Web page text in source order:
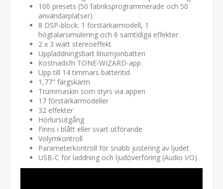
100 presets (50 fabriksprogrammerade och 50
användarplatser)
8 DSP-block: 1 förstärkarmodell, 1
högtalarsimulering och 6 samtidiga effekter
2 x 3 watt stereoeffekt
Uppladdningsbart litiumjonbatteri
Kostnadsfri TONE-WIZARD-app
Upp till 14 timmars batteritid
1,77" färgskärm
Trummaskin som styrs via appen
17 förstärkarmodeller
32 effekter
Hörlursutgång
Finns i blått eller svart utförande
Volymkontroll
Parameterkontroll för snabb justering av ljudet
USB-C för laddning och ljudöverföring (Audio I/O)